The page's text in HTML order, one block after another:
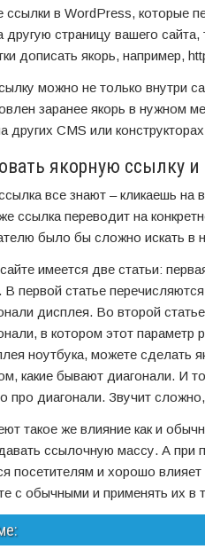
ссылки в WordPress, которые
другую страницу вашего
дописать якорь, например,
можно не только внутри
заранее якорь в нужном
других CMS или
якорную ссылку
все знают – кликаешь
ссылка переводит на
было бы сложно искать в
имеется две статьи:
В первой статье
дисплея. Во второй
в котором этот
ноутбука, можете сделать
какие бывают диагонали. И
про диагонали. Звучит
такое же влияние как и
ссылочную массу. А
посетителям и хорошо
с обычными и применять их в